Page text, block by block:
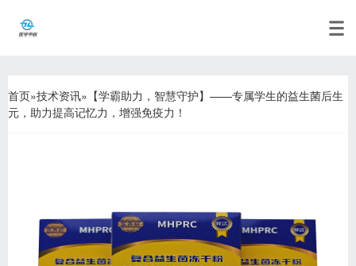
首页»技术资讯» 【学霸助力，智慧守护】——专属学生的益生菌后生
元，助力提高记忆力，增强免疫力！